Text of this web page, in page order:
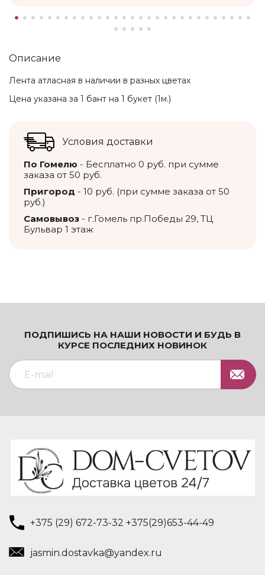
Описание
Лента атласная в наличии в разных цветах
Цена указана за 1 бант на 1 букет (1м.)
Условия доставки
По Гомелю - Бесплатно 0 руб. при сумме
заказа от 50 руб.
Пригород - 10 руб. (при сумме заказа от 50
руб.)
Самовывоз - г.Гомель пр.Победы 29, ТЦ
Бульвар 1 этаж
ПОДПИШИСЬ НА НАШИ НОВОСТИ И БУДЬ В
КУРСЕ ПОСЛЕДНИХ НОВИНОК
+375 (29) 672-73-32 +375(29)653-44-49
jasmin.dostavka@yandex.ru